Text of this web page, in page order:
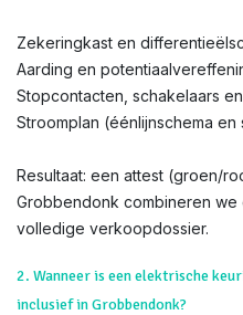
Zekeringkast en
Aarding en
Stopcontacten, schakelaars
Stroomplan (éénlijnschema en
Resultaat: een attest (groen/
Grobbendonk combineren we
volledige verkoopdossier.
2. Wanneer is een elektrische
inclusief in Grobbendonk?